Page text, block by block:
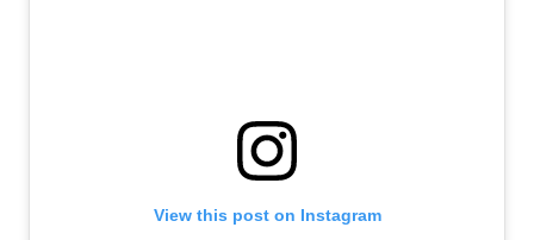
View this post on Instagram